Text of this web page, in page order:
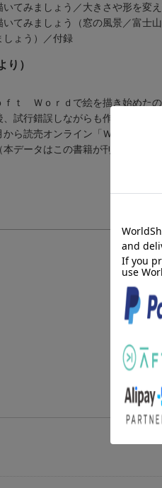
てみましょう／大きさや形を
てみましょう（窓の風景／富
しょう）／付録
り）
ｔ Ｗｏｒｄで絵を描き始めた
試行錯誤しながらも作品が増え
ら読売オンライン「Ｗｏｒｄで
データはこの書籍が刊行された